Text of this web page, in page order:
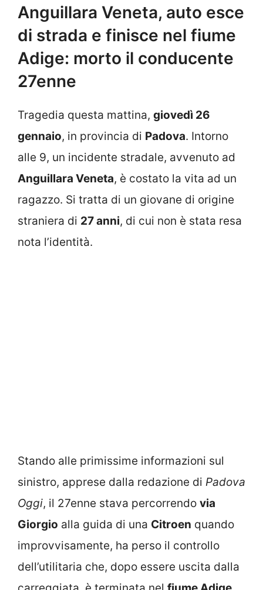
Anguillara Veneta, auto esce
di strada e finisce nel fiume
Adige: morto il conducente
27enne
Tragedia questa mattina, giovedì 26
gennaio, in provincia di Padova. Intorno
alle 9, un incidente stradale, avvenuto ad
Anguillara Veneta, è costato la vita ad un
ragazzo. Si tratta di un giovane di origine
straniera di 27 anni, di cui non è stata resa
nota l’identità.
Stando alle primissime informazioni sul
sinistro, apprese dalla redazione di Padova
Oggi, il 27enne stava percorrendo via
Giorgio alla guida di una Citroen quando
improvvisamente, ha perso il controllo
dell’utilitaria che, dopo essere uscita dalla